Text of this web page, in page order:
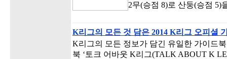
2무(승점 8)로 산둥(승점
K리그의 모든 것 담은 2014 K리그 오피셜
K리그의 모든 정보가 담긴 유일한 가이드
북 ‘토크 어바웃 K리그(TALK ABOUT K